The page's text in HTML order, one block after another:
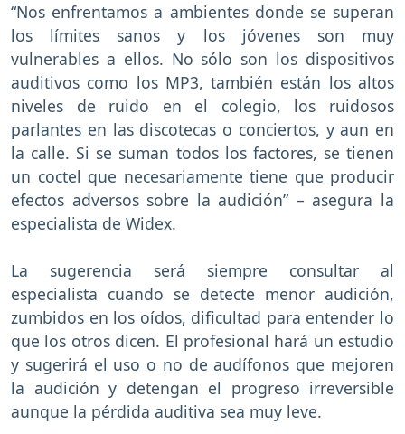
“Nos enfrentamos a ambientes donde se superan
los límites sanos y los jóvenes son muy
vulnerables a ellos. No sólo son los dispositivos
auditivos como los MP3, también están los altos
niveles de ruido en el colegio, los ruidosos
parlantes en las discotecas o conciertos, y aun en
la calle. Si se suman todos los factores, se tienen
un coctel que necesariamente tiene que producir
efectos adversos sobre la audición” – asegura la
especialista de Widex.
La sugerencia será siempre consultar al
especialista cuando se detecte menor audición,
zumbidos en los oídos, dificultad para entender lo
que los otros dicen. El profesional hará un estudio
y sugerirá el uso o no de audífonos que mejoren
la audición y detengan el progreso irreversible
aunque la pérdida auditiva sea muy leve.